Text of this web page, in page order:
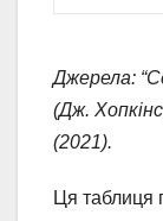
Джерела:
(Дж.
(2021).
Ця таблиця